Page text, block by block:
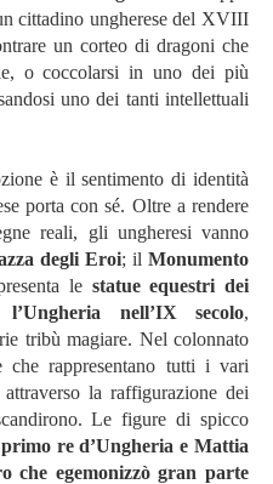
cittadino ungherese del XVIII
un corteo di dragoni che
o coccolarsi in uno dei più
uno dei tanti intellettuali
è il sentimento di identità
porta con sé. Oltre a rendere
reali, gli ungheresi vanno
degli Eroi; il Monumento
le statue equestri dei
nell’IX secolo,
tribù magiare. Nel colonnato
che rappresentano tutti i vari
la raffigurazione dei
Le figure di spicco
re d’Ungheria e Mattia
che egemonizzò gran parte